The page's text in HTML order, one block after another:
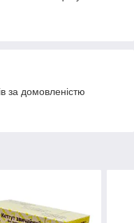
за домовленістю